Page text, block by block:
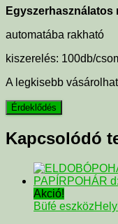
Egyszerhasználatos
automatába rakható
kiszerelés: 100db/
A legkisebb
Kapcsolódó
Akció!
Büfé eszköz